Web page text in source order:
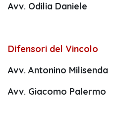
Avv. Odilia Daniele
Difensori del Vincolo
Avv. Antonino Milisenda
Avv. Giacomo Palermo